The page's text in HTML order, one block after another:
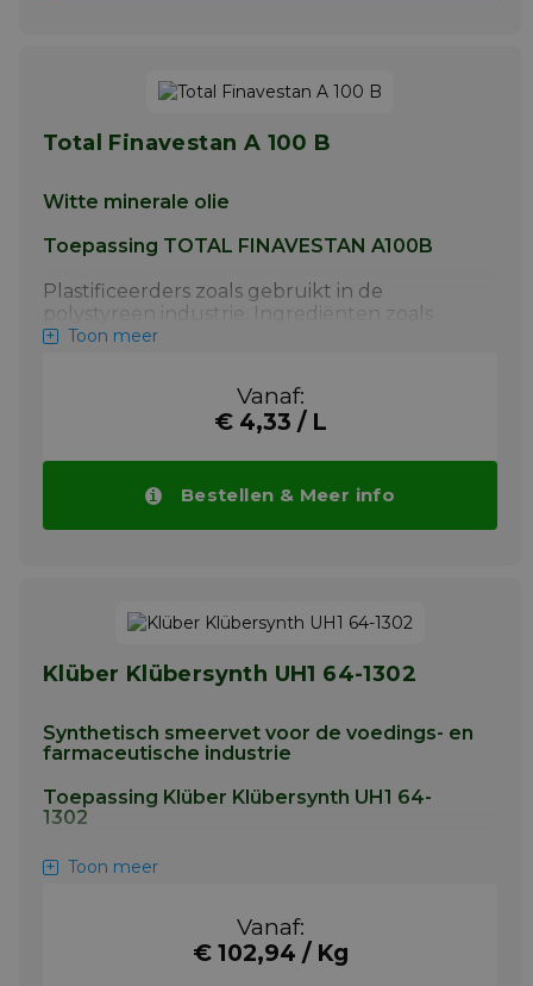
Total Finavestan A 100 B
Witte minerale olie
Toepassing TOTAL FINAVESTAN A100B
Plastificeerders zoals gebruikt in de
polystyreen industrie. Ingrediënten zoals
gebruikt in de cosmetische- en
losmiddel in de voedingsmiddelenindustrie.
Toon meer
Vanaf:
€ 4,33 / L
Bestellen & Meer info
Klüber Klübersynth UH1 64-1302
Synthetisch smeervet voor de voedings- en
farmaceutische industrie
Toepassing Klüber Klübersynth UH1 64-
1302
De goede hechting, de uitstekende
Klübersynth UH1 64-1302 ideaal voor de
volgende toepassingen: hoogbelaste
Toon meer
Vanaf:
€ 102,94 / Kg